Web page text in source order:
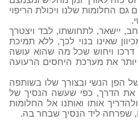
החלומות שלנו ויכולת הריפוי
יישאר, לתחושתו, לבד ויצטרך
שאינו בנוי לכך, ללא תמיכת
ויחוש שכל מה שהוא עושה
את מערכת היחסים הרעועה
של הפן הנשי ובצורך שלו בשותפה
את הדרך, כפי שעשה הנסיך של
אותו ואותנו אל החלומות
שפרחה ליד הנסיך שבחר בה.